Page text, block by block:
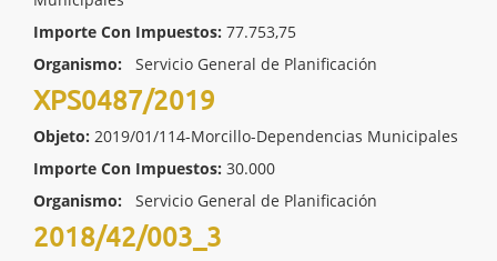
Importe Con Impuestos: 77.753,75
Organismo:
Servicio General de Planificación
XPS0487/2019
Objeto: 2019/01/114-Morcillo-Dependencias Municipales
Importe Con Impuestos: 30.000
Organismo:
Servicio General de Planificación
2018/42/003_3